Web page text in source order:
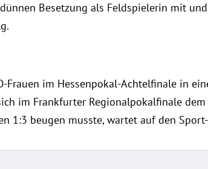
Besetzung als Feldspielerin mit
Frauen im Hessenpokal-Achtelfinale in
im Frankfurter Regionalpokalfinale
1:3 beugen musste, wartet auf den